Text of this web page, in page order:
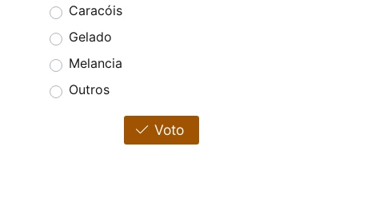
Caracóis
Gelado
Melancia
Outros
Voto